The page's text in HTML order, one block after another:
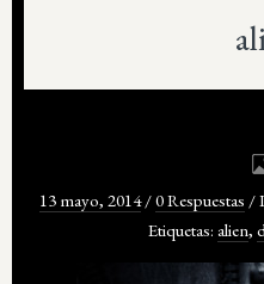
13 mayo, 2014 /0 Respuestas /
Etiquetas: alien,